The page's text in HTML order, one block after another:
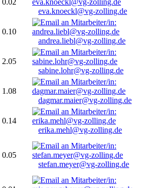
0.02
eva.knoeckl@vg-zolling.de
0.10
andrea.liebl@vg-zolling.de
2.05
sabine.lohr@vg-zolling.de
1.08
dagmar.maier@vg-zolling.de
0.14
erika.mehl@vg-zolling.de
0.05
stefan.meyer@vg-zolling.de